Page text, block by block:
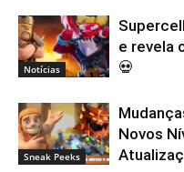
Notícias
e revela
💀
Sneak Peeks
Novos